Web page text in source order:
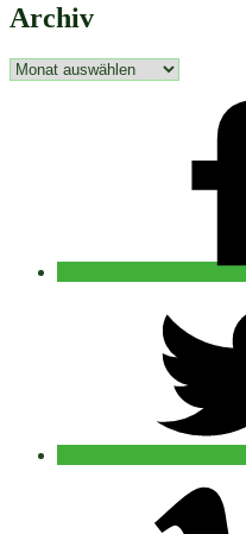
Archiv
Archiv